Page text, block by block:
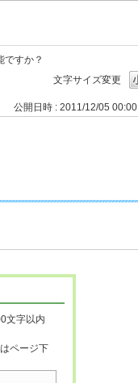
ですか？
文字サイズ変更
公開日時 : 2011/12/05 00:00
文字以内
ページ下